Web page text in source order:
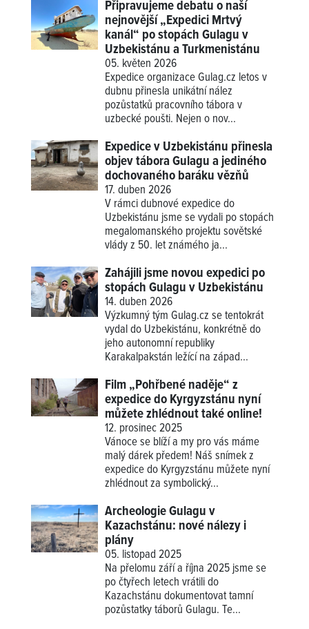
Připravujeme debatu o naší
nejnovější „Expedici Mrtvý
kanál“ po stopách Gulagu v
Uzbekistánu a Turkmenistánu
05. květen 2026
Expedice organizace Gulag.cz letos v
dubnu přinesla unikátní nález
pozůstatků pracovního tábora v
uzbecké poušti. Nejen o nov...
Expedice v Uzbekistánu přinesla
objev tábora Gulagu a jediného
dochovaného baráku vězňů
17. duben 2026
V rámci dubnové expedice do
Uzbekistánu jsme se vydali po stopách
megalomanského projektu sovětské
vlády z 50. let známého ja...
Zahájili jsme novou expedici po
stopách Gulagu v Uzbekistánu
14. duben 2026
Výzkumný tým Gulag.cz se tentokrát
vydal do Uzbekistánu, konkrétně do
jeho autonomní republiky
Karakalpakstán ležící na západ...
Film „Pohřbené naděje“ z
expedice do Kyrgyzstánu nyní
můžete zhlédnout také online!
12. prosinec 2025
Vánoce se blíží a my pro vás máme
malý dárek předem! Náš snímek z
expedice do Kyrgyzstánu můžete nyní
zhlédnout za symbolický...
Archeologie Gulagu v
Kazachstánu: nové nálezy i
plány
05. listopad 2025
Na přelomu září a října 2025 jsme se
po čtyřech letech vrátili do
Kazachstánu dokumentovat tamní
pozůstatky táborů Gulagu. Te...